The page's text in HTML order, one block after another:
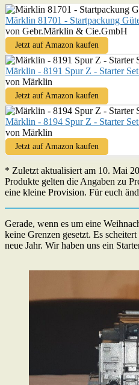
Märklin 81701 - Startpackung
von Gebr.Märklin & Cie.GmbH
Jetzt auf Amazon kaufen
Märklin - 8191 Spur Z - Starter
von Märklin
Jetzt auf Amazon kaufen
Märklin - 8194 Spur Z - Starter
von Märklin
Jetzt auf Amazon kaufen
* Zuletzt aktualisiert am 10. Mai
Produkte gelten die Angaben zu
eine kleine Provision. Für euch
Gerade, wenn es um eine
keine Grenzen gesetzt. Es
neue Jahr. Wir haben uns ein